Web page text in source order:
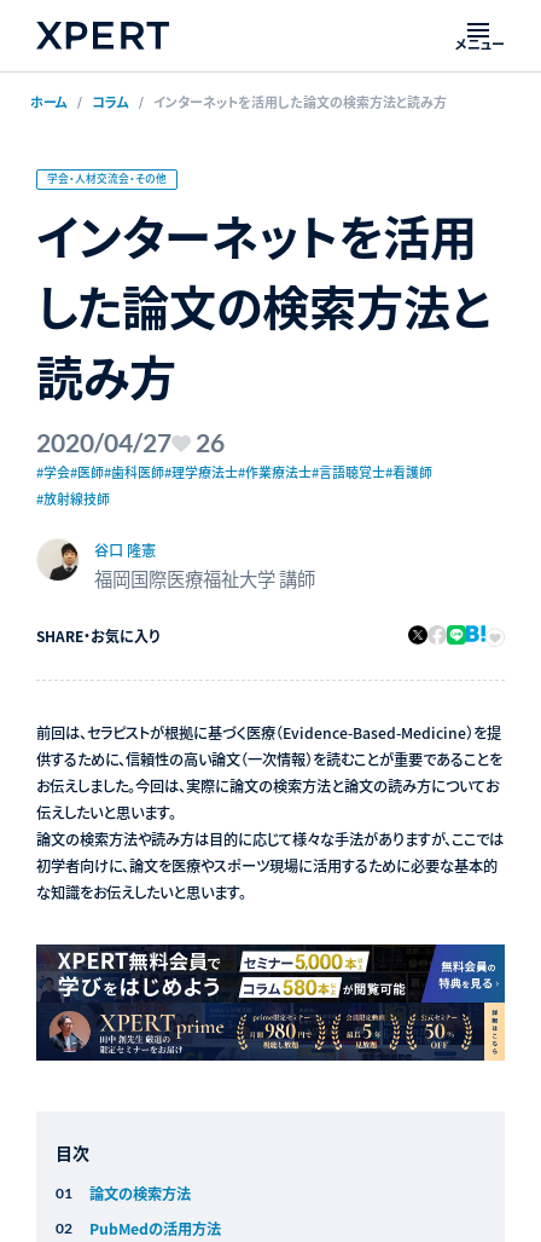
メニュー
ホーム コラム インターネットを活用した論文の検索方法と読み方
学会・人材交流会・その他
インターネットを活用
した論文の検索方法と
読み方
2020/04/27 26
#学会#医師#歯科医師#理学療法士#作業療法士#言語聴覚士#看護師
#放射線技師
谷口 隆憲
福岡国際医療福祉大学 講師
SHARE・お気に入り
前回は、セラピストが根拠に基づく医療（Evidence-Based-Medicine）を提
供するために、信頼性の高い論文（一次情報）を読むことが重要であることを
お伝えしました。今回は、実際に論文の検索方法と論文の読み方についてお
伝えしたいと思います。
論文の検索方法や読み方は目的に応じて様々な手法がありますが、ここでは
初学者向けに、論文を医療やスポーツ現場に活用するために必要な基本的
な知識をお伝えしたいと思います。
目次
論文の検索方法
PubMedの活用方法